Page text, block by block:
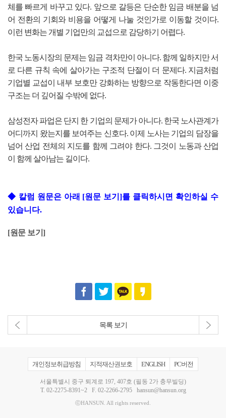
체를 빠르게 바꾸고 있다. 앞으로 갈등은 단순한 임금 배분을 넘
어 전환의 기회와 비용을 어떻게 나눌 것인가로 이동할 것이다.
이런 변화는 개별 기업만의 교섭으로 감당하기 어렵다.
한국 노동시장의 문제는 임금 격차만이 아니다. 함께 일하지만 서
로 다른 규칙 속에 살아가는 구조적 단절이 더 문제다. 지금처럼
기업별 교섭이 내부 보호만 강화하는 방향으로 작동한다면 이중
구조는 더 깊어질 수밖에 없다.
삼성전자 파업은 단지 한 기업의 문제가 아니다. 한국 노사관계가
어디까지 왔는지를 보여주는 신호다. 이제 노사는 기업의 담장을
넘어 산업 전체의 지도를 함께 그려야 한다. 그것이 노동과 산업
이 함께 살아남는 길이다.
◆ 칼럼 원문은 아래 [원문 보기]를 클릭하시면 확인하실 수
있습니다.
[원문 보기]
목록 보기
개인정보취급방침 지적재산권보호 ENGLISH PC버전
서울특별시 중구 퇴계로 197, 407호 (필동 2가 충무빌딩)
T. 02-2275-8391~2F. 02-2266-2795 hansun@hansun.org
ⓒHANSUN. All rights reserved.